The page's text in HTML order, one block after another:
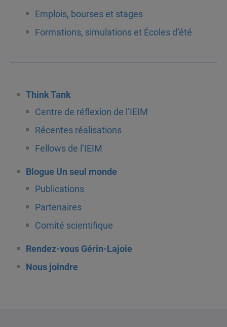
Emplois, bourses et stages
Formations, simulations et Écoles d’été
Think Tank
Centre de réflexion de l’IEIM
Récentes réalisations
Fellows de l’IEIM
Blogue Un seul monde
Publications
Partenaires
Comité scientifique
Rendez-vous Gérin-Lajoie
Nous joindre